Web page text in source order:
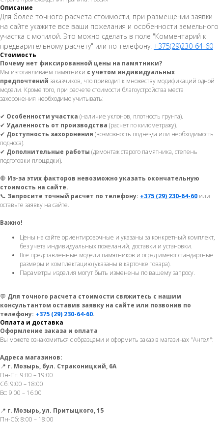
Описание
Для более точного расчета стоимости, при размещении заявки
на сайте укажите все ваши пожелания и особенности земельного
участка с могилой. Это можно сделать в поле "Комментарий к
предварительному расчету" или по телефону: +375(29)230-64-60
Стоимость
Почему нет фиксированной цены на памятники?
Мы изготавливаем памятники с учетом индивидуальных
предпочтений заказчиков, что приводит к множеству модификаций одной
модели. Кроме того, при расчете стоимости благоустройства места
захоронения необходимо учитывать:
✔ Особенности участка (наличие уклонов, плотность грунта).
✔ Удаленность от производства (расчет по километражу).
✔ Доступность захоронения (возможность подъезда или необходимость
подноса).
✔ Дополнительные работы (демонтаж старого памятника, степень
подготовки площадки).
🛑 Из-за этих факторов невозможно указать окончательную
стоимость на сайте.
📞 Запросите точный расчет по телефону: +375 (29) 230-64-60 или
оставьте заявку на сайте.
Важно!
Цены на сайте ориентировочные и указаны за конкретный комплект,
без учета индивидуальных пожеланий, доставки и установки.
Все представленные модели памятников и оград имеют стандартные
размеры и комплектацию (указаны в карточке товара).
Параметры изделия могут быть изменены по вашему запросу.
💬 Для точного расчета стоимости свяжитесь с нашим
консультантом оставив заявку на сайте или позвонив по
телефону: +375 (29) 230-64-60.
Оплата и доставка
Оформление заказа и оплата
Вы можете ознакомиться с образцами и оформить заказ в магазинах "Ангел":
Адреса магазинов:
📍 г. Мозырь, бул. Страконицкий, 6А
Пн-Пт: 9:00 – 19:00
Сб: 9:00 – 18:00
Вс: 9:00 – 16:00
📍 г. Мозырь, ул. Притыцкого, 15
Пн-Сб: 8:00 – 18:00